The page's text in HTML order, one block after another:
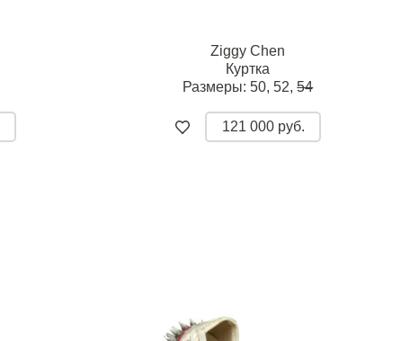
Ziggy Chen
Куртка
Размеры:50, 52, 54
121 000 руб.